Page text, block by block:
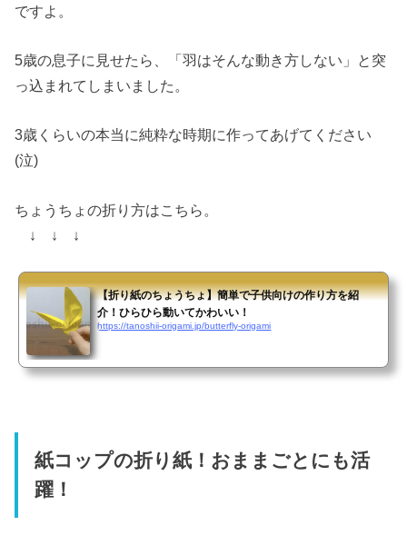
ですよ。
5歳の息子に見せたら、「羽はそんな動き方しない」と突
っ込まれてしまいました。
3歳くらいの本当に純粋な時期に作ってあげてください
(泣)
ちょうちょの折り方はこちら。
↓ ↓ ↓
【折り紙のちょうちょ】簡単で子供向けの作り方を紹
介！ひらひら動いてかわいい！
https://tanoshii-origami.jp/butterfly-origami
紙コップの折り紙！おままごとにも活
躍！